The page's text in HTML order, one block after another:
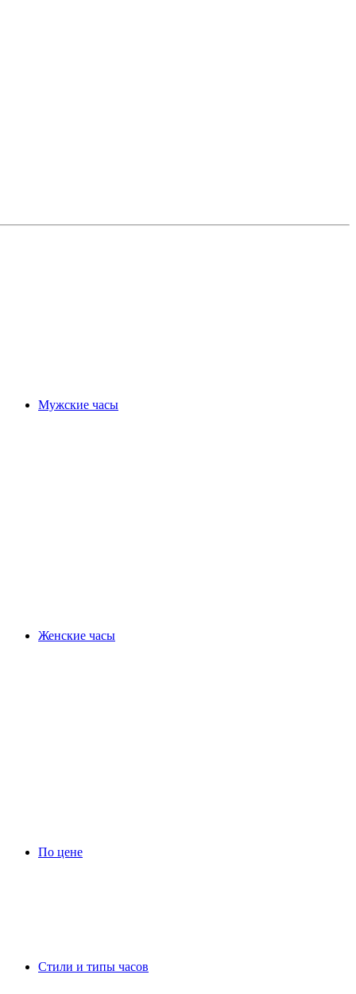
Мужские часы
Женские часы
По цене
Стили и типы часов